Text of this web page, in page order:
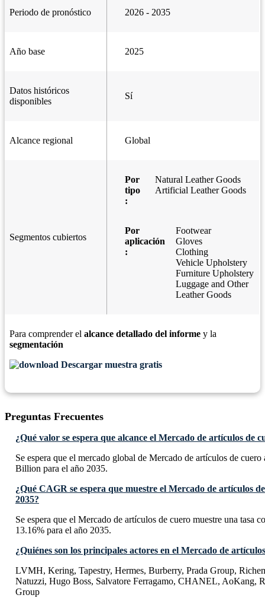
Periodo de pronóstico 2026 - 2035
Año base 2025
Datos históricos
disponibles
Sí
Alcance regional Global
Segmentos cubiertos
Por
tipo
:
Natural Leather Goods
Artificial Leather Goods
Por
aplicación
:
Footwear
Gloves
Clothing
Vehicle Upholstery
Furniture Upholstery
Luggage and Other
Leather Goods
Para comprender el alcance detallado del informe y la
segmentación
Descargar muestra gratis
Preguntas Frecuentes
¿Qué valor se espera que alcance el Mercado de artículos de
Se espera que el mercado global de Mercado de artículos de
Billion para el año 2035.
¿Qué CAGR se espera que muestre el Mercado de artículos
2035?
Se espera que el Mercado de artículos de cuero muestre una tasa
13.16% para el año 2035.
¿Quiénes son los principales actores en el Mercado de
LVMH, Kering, Tapestry, Hermes, Burberry, Prada Group,
Natuzzi, Hugo Boss, Salvatore Ferragamo, CHANEL, AoKang,
Group